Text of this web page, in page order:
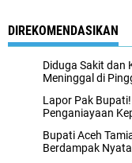
DIREKOMENDASIKAN
Diduga Sakit dan
Meninggal di
Lapor Pak
Penganiayaan
Bupati Aceh
Berdampak